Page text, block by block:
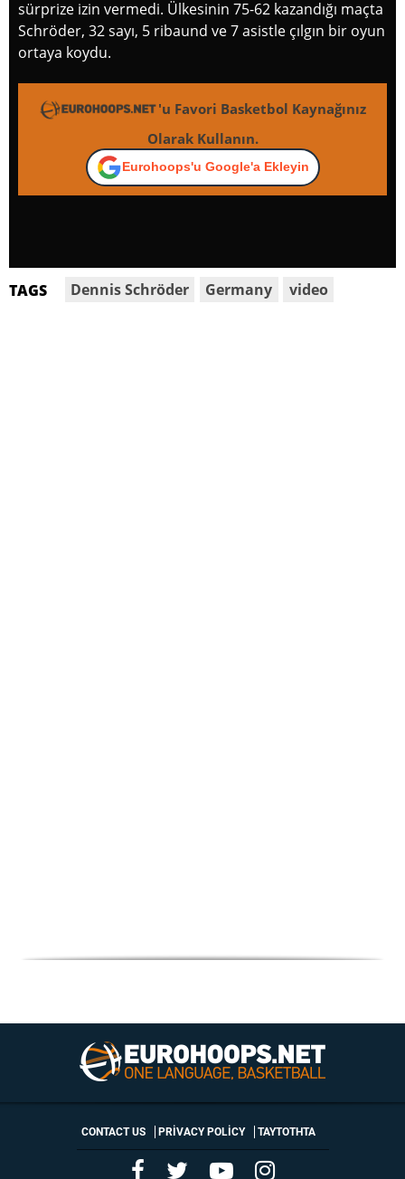
sürprize izin vermedi. Ülkesinin 75-62 kazandığı maçta
Schröder, 32 sayı, 5 ribaund ve 7 asistle çılgın bir oyun
ortaya koydu.
'u Favori Basketbol Kaynağınız
Olarak Kullanın.
Eurohoops'u Google'a Ekleyin
TAGS Dennis Schröder Germany video
CONTACT US PRIVACY POLICY ΤΑΥΤΟΤΗΤΑ